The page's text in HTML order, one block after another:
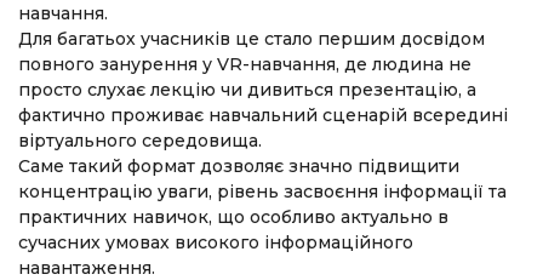
навчання.
Для багатьох учасників це стало першим досвідом
повного занурення у VR-навчання, де людина не
просто слухає лекцію чи дивиться презентацію, а
фактично проживає навчальний сценарій всередині
віртуального середовища.
Саме такий формат дозволяє значно підвищити
концентрацію уваги, рівень засвоєння інформації та
практичних навичок, що особливо актуально в
сучасних умовах високого інформаційного
навантаження.